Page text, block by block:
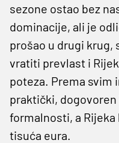
sezone ostao bez
dominacije, ali je
prošao u drugi krug,
vratiti prevlast i
poteza. Prema svim
praktički,
formalnosti, a
tisuća eura.